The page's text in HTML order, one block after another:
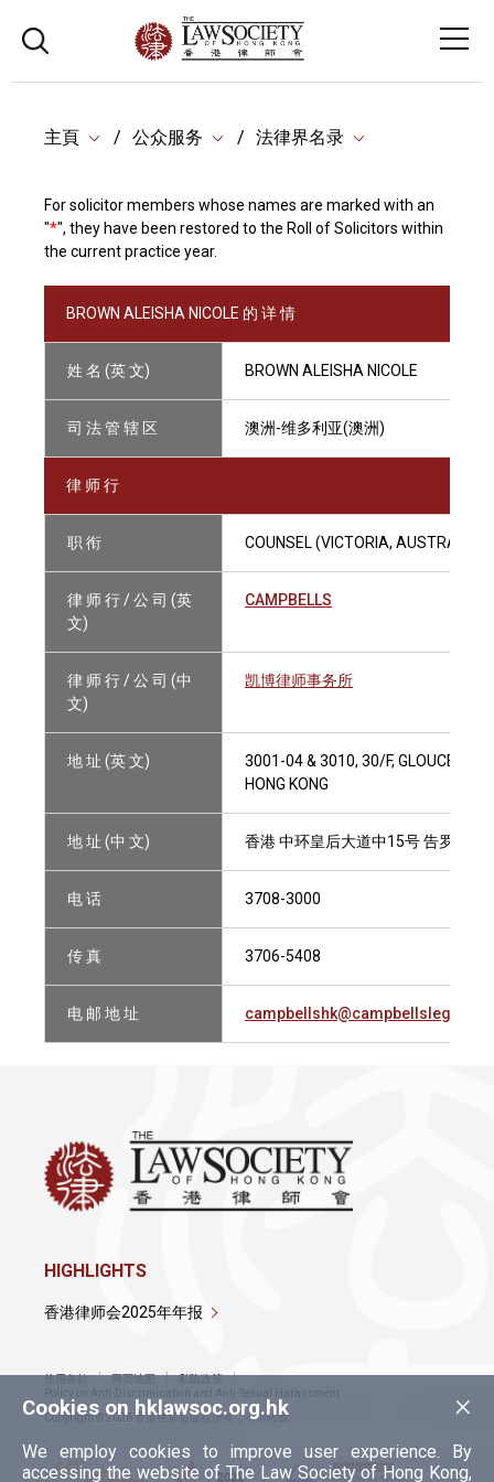
主頁 公众服务 法律界名录
For solicitor members whose names are marked with an
"*", they have been restored to the Roll of Solicitors within
the current practice year.
BROWN ALEISHA NICOLE 的 详 情
姓 名 (英 文) BROWN ALEISHA NICOLE
司 法 管 辖 区 澳洲-维多利亚(澳洲)
律 师 行
职 衔 COUNSEL (VICTORIA, AUSTRALIA)
律 师 行 / 公 司 (英
文)
CAMPBELLS
律 师 行 / 公 司 (中
文)
凯博律师事务所
地 址 (英 文)
3001-04 & 3010, 30/F,
HONG KONG
地 址 (中 文) 香港 中环皇后大道中15号 告罗士
电 话 3708-3000
传 真 3706-5408
电 邮 地 址
×
Cookies on hklawsoc.org.hk
We employ cookies to improve user experience. By
accessing the website of The Law Society of Hong Kong,
HIGHLIGHTS
香港律师会2025年年报
使用条款 网页地图
私隐政策
Policy on Anti-Discrimination and Anti-Sexual Harassment
Copyright © 2026 香港律师会版权所有，不得转载